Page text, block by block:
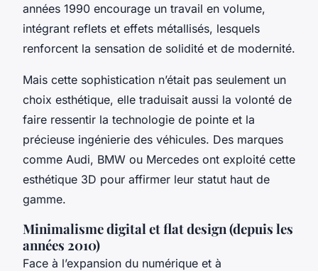
années 1990 encourage un travail en volume,
intégrant reflets et effets métallisés, lesquels
renforcent la sensation de solidité et de modernité.
Mais cette sophistication n’était pas seulement un
choix esthétique, elle traduisait aussi la volonté de
faire ressentir la technologie de pointe et la
précieuse ingénierie des véhicules. Des marques
comme Audi, BMW ou Mercedes ont exploité cette
esthétique 3D pour affirmer leur statut haut de
gamme.
Minimalisme digital et flat design (depuis les
années 2010)
Face à l’expansion du numérique et à